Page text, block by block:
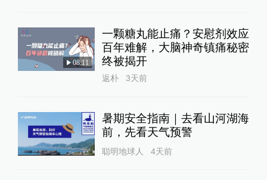
08:11
一颗糖丸能止痛？安慰剂效应
百年难解，大脑神奇镇痛秘密
终被揭开
返朴 3天前
暑期安全指南｜去看山河湖海
前，先看天气预警
聪明地球人 4天前